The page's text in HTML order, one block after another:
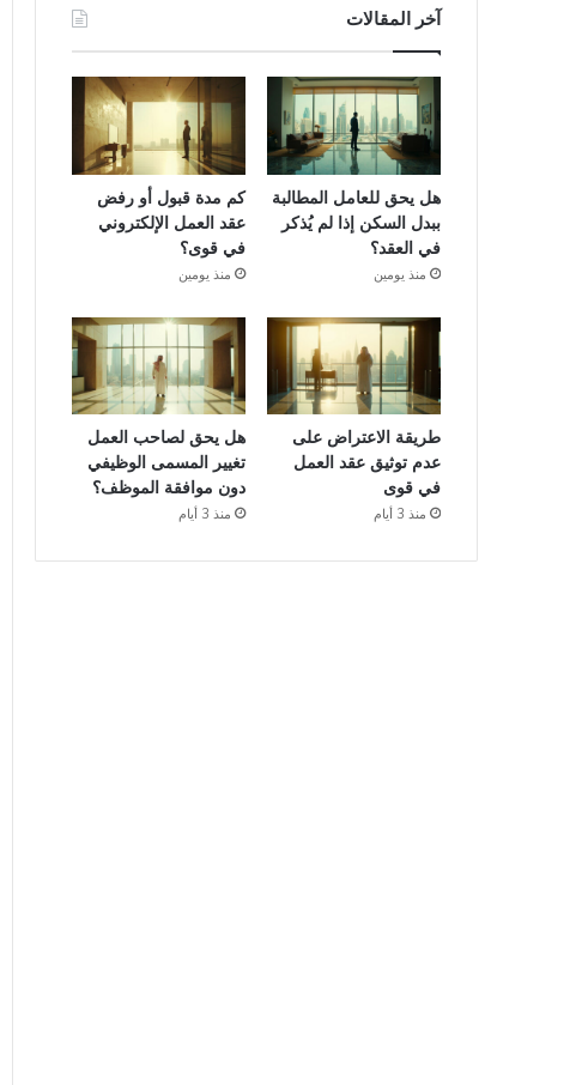
آخر المقالات
هل يحق للعامل المطالبة
ببدل السكن إذا لم يُذكر
في العقد؟
منذ يومين
كم مدة قبول أو رفض
عقد العمل الإلكتروني
في قوى؟
منذ يومين
طريقة الاعتراض على
عدم توثيق عقد العمل
في قوى
منذ 3 أيام
هل يحق لصاحب العمل
تغيير المسمى الوظيفي
دون موافقة الموظف؟
منذ 3 أيام